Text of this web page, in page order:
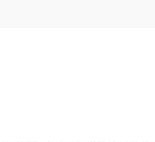
5% de desconto, ou